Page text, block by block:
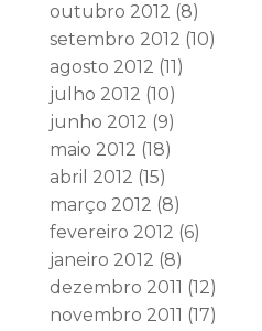
outubro 2012 (8)
setembro 2012 (10)
agosto 2012 (11)
julho 2012 (10)
junho 2012 (9)
maio 2012 (18)
abril 2012 (15)
março 2012 (8)
fevereiro 2012 (6)
janeiro 2012 (8)
dezembro 2011 (12)
novembro 2011 (17)